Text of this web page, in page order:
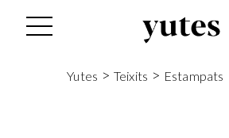
Yutes > Teixits > Estampats